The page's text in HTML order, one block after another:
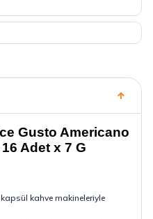
Gusto Americano
Adet x 7 G
kahve makineleriyle